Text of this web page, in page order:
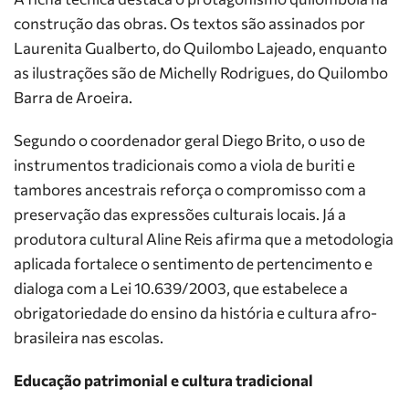
construção das obras. Os textos são assinados por
Laurenita Gualberto, do Quilombo Lajeado, enquanto
as ilustrações são de Michelly Rodrigues, do Quilombo
Barra de Aroeira.
Segundo o coordenador geral Diego Brito, o uso de
instrumentos tradicionais como a viola de buriti e
tambores ancestrais reforça o compromisso com a
preservação das expressões culturais locais. Já a
produtora cultural Aline Reis afirma que a metodologia
aplicada fortalece o sentimento de pertencimento e
dialoga com a Lei 10.639/2003, que estabelece a
obrigatoriedade do ensino da história e cultura afro-
brasileira nas escolas.
Educação patrimonial e cultura tradicional